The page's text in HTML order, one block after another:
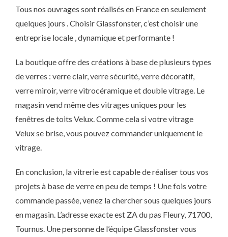
Tous nos ouvrages sont réalisés en France en seulement
quelques jours . Choisir Glassfonster, c’est choisir une
entreprise locale , dynamique et performante !
La boutique offre des créations à base de plusieurs types
de verres : verre clair, verre sécurité, verre décoratif,
verre miroir, verre vitrocéramique et double vitrage. Le
magasin vend même des vitrages uniques pour les
fenêtres de toits Velux. Comme cela si votre vitrage
Velux se brise, vous pouvez commander uniquement le
vitrage.
En conclusion, la vitrerie est capable de réaliser tous vos
projets à base de verre en peu de temps ! Une fois votre
commande passée, venez la chercher sous quelques jours
en magasin. L’adresse exacte est ZA du pas Fleury, 71700,
Tournus. Une personne de l’équipe Glassfonster vous